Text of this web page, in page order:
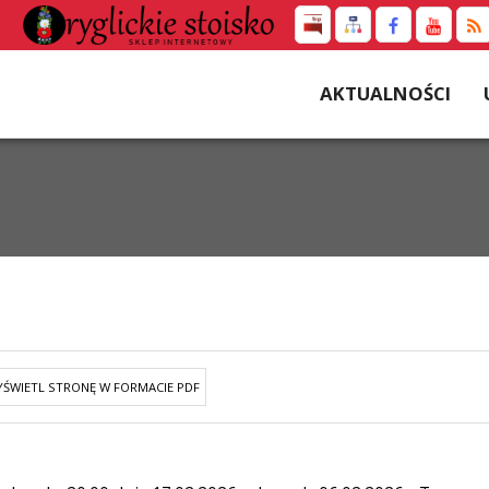
AKTUALNOŚCI
STRONĘ W FORMACIE PDF